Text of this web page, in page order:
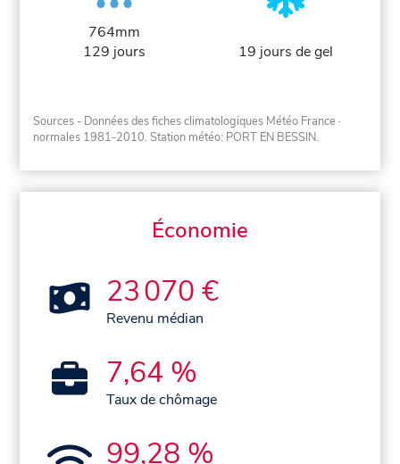
764mm
129 jours
19 jours de gel
Sources - Données des fiches climatologiques Météo France ·
normales 1981-2010. Station météo: PORT EN BESSIN.
Économie
23 070 €
Revenu médian
7,64 %
Taux de chômage
99,28 %